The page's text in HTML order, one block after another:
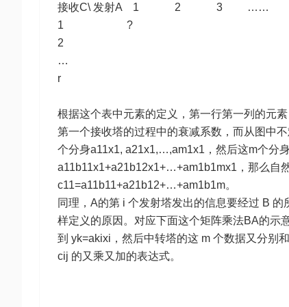
接收C\ 发射A 1 2 3
1 ?
2
…
r
根据这个表中元素的定义，第一行第一列的元
第一个接收塔的过程中的衰减系数，而从图中
个分身a11x1, a21x1,…,am1x1，然后这m个分
a11b11x1+a21b12x1+…+am1b1mx1，那么自
c11=a11b11+a21b12+…+am1b1m。
同理，A的第 i 个发射塔发出的信息要经过 B
样定义的原因。对应下面这个矩阵乘法BA的示
到 yk=akixi，然后中转塔的这 m 个数据又分别
cij 的又乘又加的表达式。